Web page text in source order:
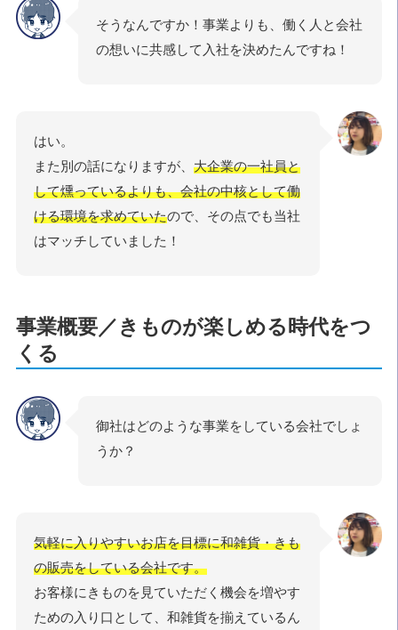
そうなんですか！事業よりも、働く人と会社
の想いに共感して入社を決めたんですね！
はい。
また別の話になりますが、 大企業の一社員と
して燻っているよりも、会社の中核として働
ける環境を求めていたので、その点でも当社
はマッチしていました！
事業概要／きものが楽しめる時代をつ
くる
御社はどのような事業をしている会社でしょ
うか？
気軽に入りやすいお店を目標に和雑貨・きも
の販売をしている会社です。
お客様にきものを見ていただく機会を増やす
ための入り口として、和雑貨を揃えているん